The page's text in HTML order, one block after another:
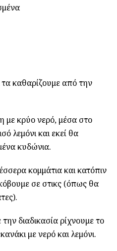
καθαρίζουμε από την
με κρύο νερό, μέσα στο
λεμόνι και εκεί θα
κυδώνια.
κομμάτια και κατόπιν
σε στικς (όπως θα
διαδικασία ρίχνουμε το
με νερό και λεμόνι.